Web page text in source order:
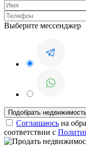
Выберите мессенджер
Соглашаюсь на
соответствии с